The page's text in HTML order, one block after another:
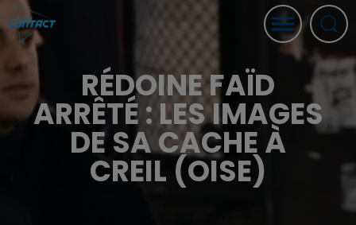
RÉDOINE FAÏD
ARRÊTÉ : LES IMAGES
DE SA CACHE À
CREIL (OISE)